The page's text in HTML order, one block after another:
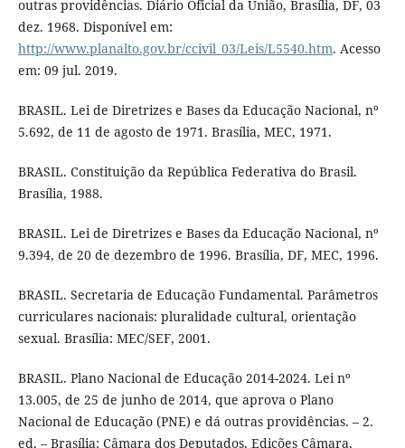
outras providências. Diário Oficial da União, Brasília, DF, 03
dez. 1968. Disponível em:
http://www.planalto.gov.br/ccivil_03/Leis/L5540.htm. Acesso
em: 09 jul. 2019.
BRASIL. Lei de Diretrizes e Bases da Educação Nacional, nº
5.692, de 11 de agosto de 1971. Brasília, MEC, 1971.
BRASIL. Constituição da República Federativa do Brasil.
Brasília, 1988.
BRASIL. Lei de Diretrizes e Bases da Educação Nacional, nº
9.394, de 20 de dezembro de 1996. Brasília, DF, MEC, 1996.
BRASIL. Secretaria de Educação Fundamental. Parâmetros
curriculares nacionais: pluralidade cultural, orientação
sexual. Brasília: MEC/SEF, 2001.
BRASIL. Plano Nacional de Educação 2014-2024. Lei nº
13.005, de 25 de junho de 2014, que aprova o Plano
Nacional de Educação (PNE) e dá outras providências. – 2.
ed. – Brasília: Câmara dos Deputados, Edições Câmara,